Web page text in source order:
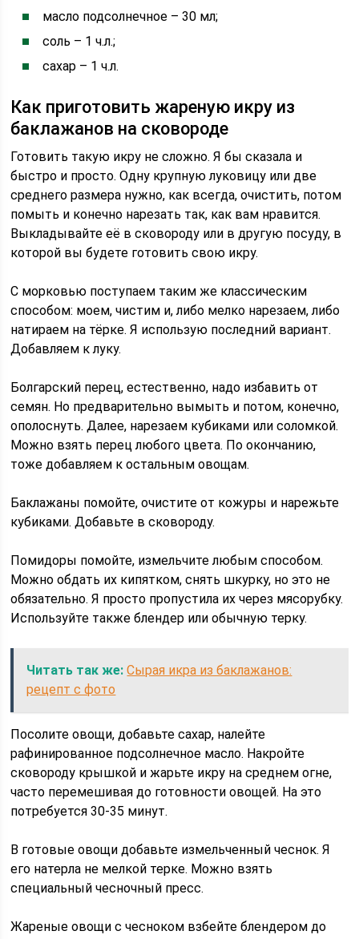
масло подсолнечное – 30 мл;
соль – 1 ч.л.;
сахар – 1 ч.л.
Как приготовить жареную икру из
баклажанов на сковороде
Готовить такую икру не сложно. Я бы сказала и
быстро и просто. Одну крупную луковицу или две
среднего размера нужно, как всегда, очистить, потом
помыть и конечно нарезать так, как вам нравится.
Выкладывайте её в сковороду или в другую посуду, в
которой вы будете готовить свою икру.
С морковью поступаем таким же классическим
способом: моем, чистим и, либо мелко нарезаем, либо
натираем на тёрке. Я использую последний вариант.
Добавляем к луку.
Болгарский перец, естественно, надо избавить от
семян. Но предварительно вымыть и потом, конечно,
ополоснуть. Далее, нарезаем кубиками или соломкой.
Можно взять перец любого цвета. По окончанию,
тоже добавляем к остальным овощам.
Баклажаны помойте, очистите от кожуры и нарежьте
кубиками. Добавьте в сковороду.
Помидоры помойте, измельчите любым способом.
Можно обдать их кипятком, снять шкурку, но это не
обязательно. Я просто пропустила их через мясорубку.
Используйте также блендер или обычную терку.
Читать так же: Сырая икра из баклажанов:
рецепт с фото
Посолите овощи, добавьте сахар, налейте
рафинированное подсолнечное масло. Накройте
сковороду крышкой и жарьте икру на среднем огне,
часто перемешивая до готовности овощей. На это
потребуется 30-35 минут.
В готовые овощи добавьте измельченный чеснок. Я
его натерла не мелкой терке. Можно взять
специальный чесночный пресс.
Жареные овощи с чесноком взбейте блендером до